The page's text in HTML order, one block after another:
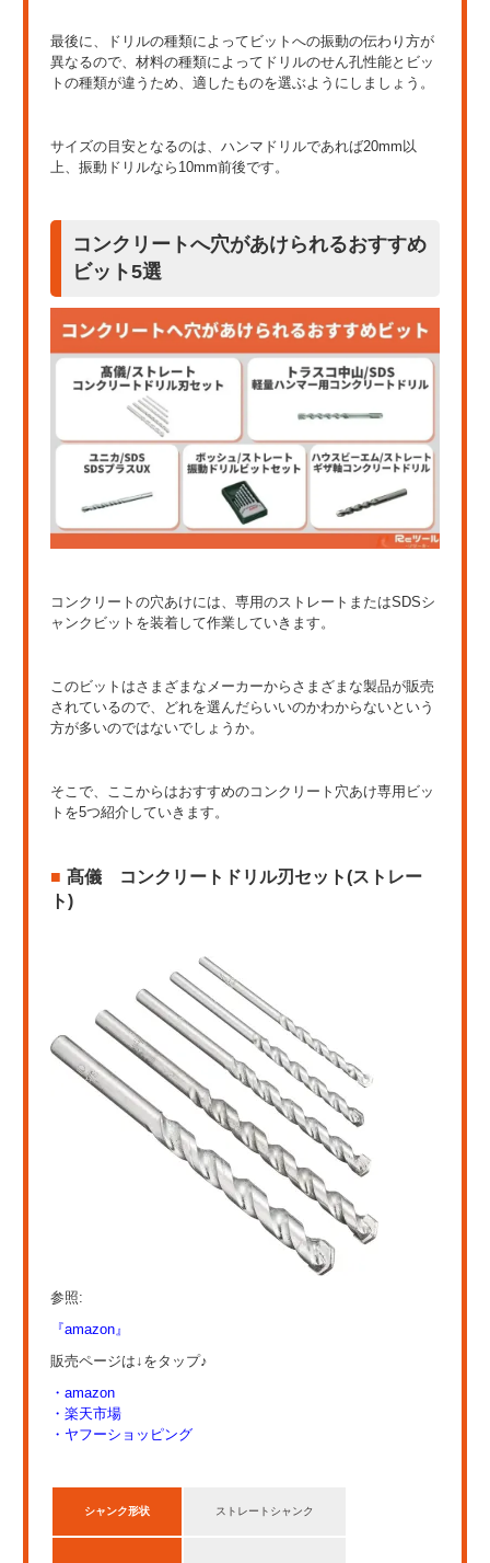
最後に、ドリルの種類によってビットへの振動の伝わり方が
異なるので、材料の種類によってドリルのせん孔性能とビッ
トの種類が違うため、適したものを選ぶようにしましょう。
サイズの目安となるのは、ハンマドリルであれば20mm以
上、振動ドリルなら10mm前後です。
コンクリートへ穴があけられるおすすめ
ビット5選
コンクリートの穴あけには、専用のストレートまたはSDSシ
ャンクビットを装着して作業していきます。
このビットはさまざまなメーカーからさまざまな製品が販売
されているので、どれを選んだらいいのかわからないという
方が多いのではないでしょうか。
そこで、ここからはおすすめのコンクリート穴あけ専用ビッ
トを5つ紹介していきます。
髙儀 コンクリートドリル刃セット(ストレー
ト)
参照:
『amazon』
販売ページは↓をタップ♪
・amazon
・楽天市場
・ヤフーショッピング
シャンク形状 ストレートシャンク